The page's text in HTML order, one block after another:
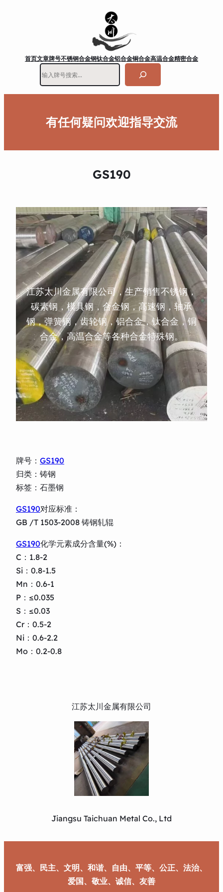
首页文章牌号不锈钢合金钢钛合金铝合金铜合金高温合金精密合金
有任何疑问欢迎指导交流
GS190
江苏太川金属有限公司，生产销售不锈钢，
碳素钢，模具钢，合金钢，高速钢，轴承
钢，弹簧钢，齿轮钢，铝合金，钛合金，铜
合金，高温合金等各种合金特殊钢。
牌号： GS190
归类：铸钢
标签：石墨钢
GS190对应标准：
GB /T 1503-2008 铸钢轧辊
GS190化学元素成分含量(%)：
C：1.8-2
Si：0.8-1.5
Mn：0.6-1
P：≤0.035
S：≤0.03
Cr：0.5-2
Ni：0.6-2.2
Mo：0.2-0.8
江苏太川金属有限公司
Jiangsu Taichuan Metal Co., Ltd
富强、民主、文明、和谐、自由、平等、公正、法治、
爱国、敬业、诚信、友善